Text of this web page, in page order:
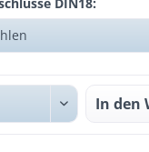
In den